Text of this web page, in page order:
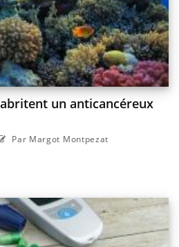
un anticancéreux
Par Margot Montpezat